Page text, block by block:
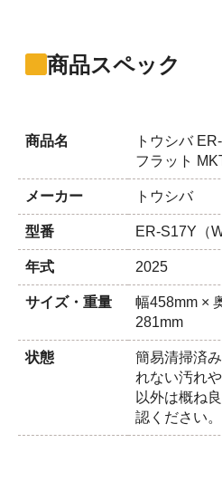
商品スペック
商品名
トウシバ
フラット
メーカー トウシバ
型番 ER-S17Y（W
年式 2025
サイズ・重量
幅458mm ×
281mm
状態
簡易清掃済
れない汚れ
以外は概ね
認ください。